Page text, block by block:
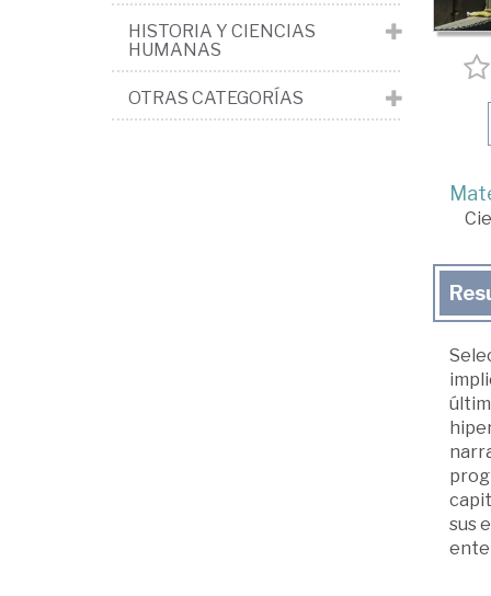
sus
HISTORIA Y CIENCIAS
HUMANAS
OTRAS CATEGORÍAS